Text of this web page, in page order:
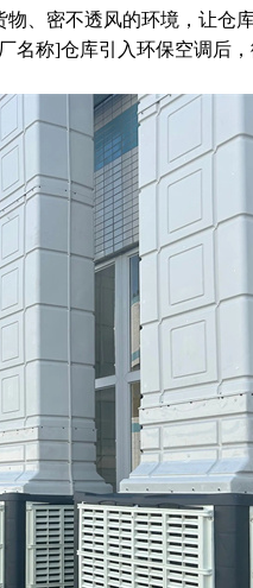
、密不透风的环境，让仓
称]仓库引入环保空调后，